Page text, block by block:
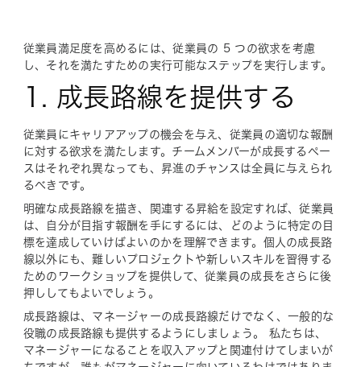
従業員満足度を高めるには、従業員の 5 つの欲求を考慮
し、それを満たすための実行可能なステップを実行します。
1. 成長路線を提供する
従業員にキャリアアップの機会を与え、従業員の適切な報酬
に対する欲求を満たします。チームメンバーが成長するペー
スはそれぞれ異なっても、昇進のチャンスは全員に与えられ
るべきです。
明確な成長路線を描き、関連する昇給を設定すれば、従業員
は、自分が目指す報酬を手にするには、どのように特定の目
標を達成していけばよいのかを理解できます。個人の成長路
線以外にも、難しいプロジェクトや新しいスキルを習得する
ためのワークショップを提供して、従業員の成長をさらに後
押ししてもよいでしょう。
成長路線は、マネージャーの成長路線だけでなく、一般的な
役職の成長路線も提供するようにしましょう。 私たちは、
マネージャーになることを収入アップと関連付けてしまいが